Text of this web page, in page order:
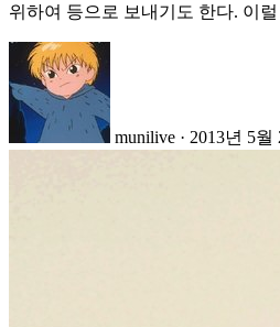
위하여 등으로 보내기도 한다. 이
munilive · 2013년 5월